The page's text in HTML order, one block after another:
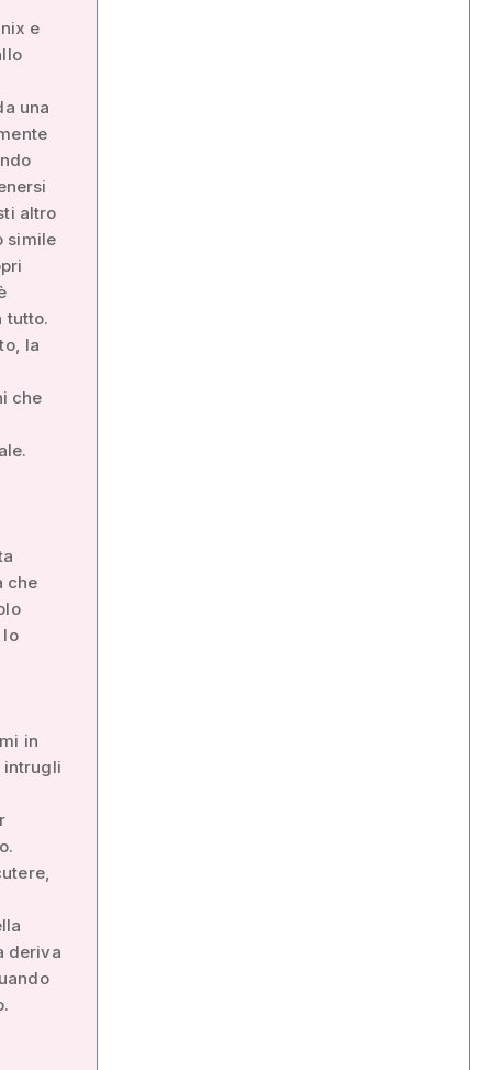
e
una
altro
simile
tutto.
la
che
che
lo
in
intrugli
deriva